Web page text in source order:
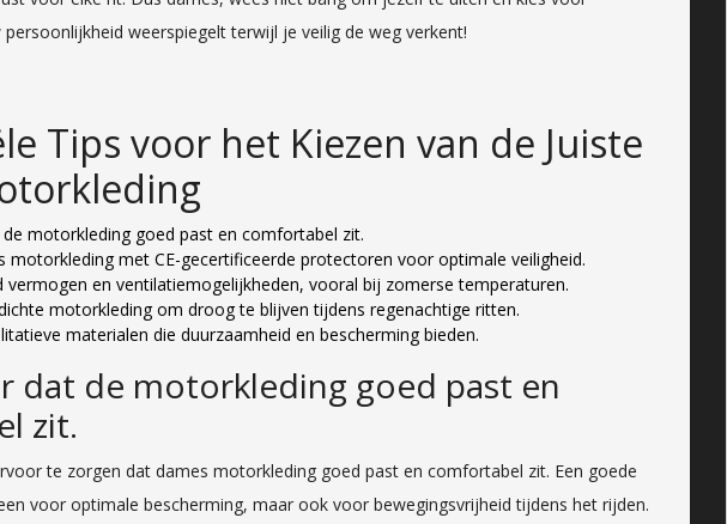
weerspiegelt terwijl je veilig de weg verkent!
Tips voor het Kiezen van de Juiste
motorkleding goed past en comfortabel zit.
motorkleding met CE-gecertificeerde protectoren voor optimale veiligheid.
vermogen en ventilatiemogelijkheden, vooral bij zomerse temperaturen.
motorkleding om droog te blijven tijdens regenachtige ritten.
materialen die duurzaamheid en bescherming bieden.
dat de motorkleding goed past en
zit.
te zorgen dat dames motorkleding goed past en comfortabel zit. Een goede
voor optimale bescherming, maar ook voor bewegingsvrijheid tijdens het rijden.